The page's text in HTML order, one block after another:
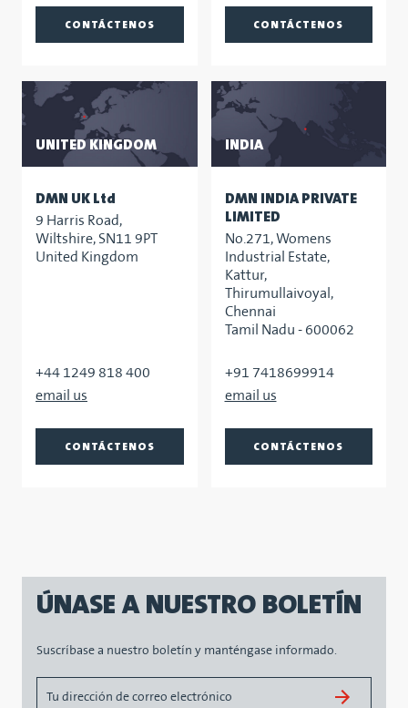
CONTÁCTENOS CONTÁCTENOS
UNITED KINGDOM
DMN UK Ltd
9 Harris Road,
Wiltshire, SN11 9PT
United Kingdom
+44 1249 818 400
CONTÁCTENOS
INDIA
DMN INDIA PRIVATE
LIMITED
No.271, Womens
Industrial Estate,
Kattur,
Thirumullaivoyal,
Chennai
Tamil Nadu - 600062
+91 7418699914
CONTÁCTENOS
ÚNASE A NUESTRO BOLETÍN
Suscríbase a nuestro boletín y manténgase informado.